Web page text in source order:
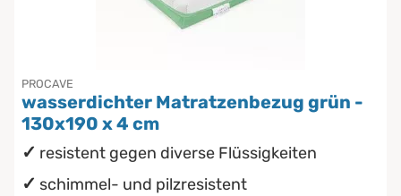
PROCAVE
wasserdichter Matratzenbezug grün -
130x190 x 4 cm
resistent gegen diverse Flüssigkeiten
schimmel- und pilzresistent